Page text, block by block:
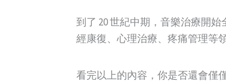
到了 20 世紀中期，音樂治療開
經康復、心理治療、疼痛管理等
看完以上的內容，你是否還會僅